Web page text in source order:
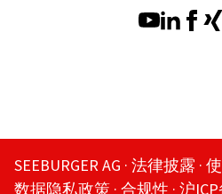
SEEBURGER AG 法律披露
数据隐私政策 合规性 沪